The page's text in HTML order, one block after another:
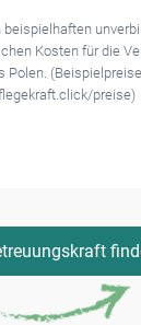
Kosten für die
Polen.
preise)